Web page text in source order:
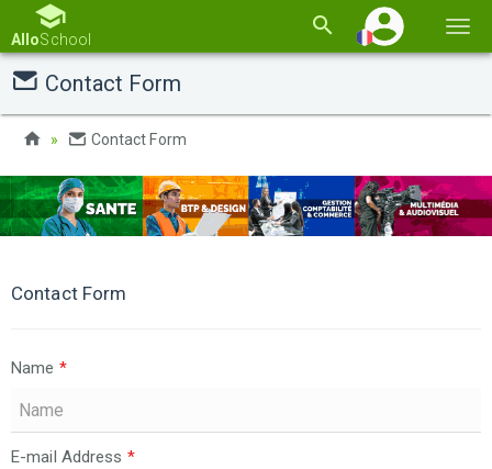
la
AlloSchool
Contact Form
Contact Form
Contact Form
Name *
E-mail Address *